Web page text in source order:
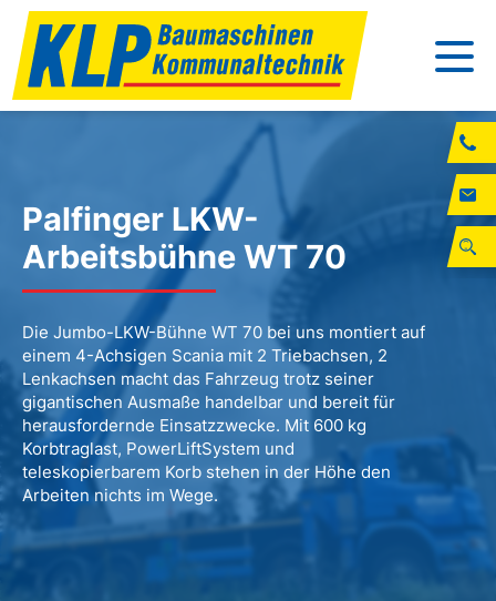
Palfinger LKW-
Arbeitsbühne WT 70
Die Jumbo-LKW-Bühne WT 70 bei uns montiert auf
einem 4-Achsigen Scania mit 2 Triebachsen, 2
Lenkachsen macht das Fahrzeug trotz seiner
gigantischen Ausmaße handelbar und bereit für
herausfordernde Einsatzzwecke. Mit 600 kg
Korbtraglast, PowerLiftSystem und
teleskopierbarem Korb stehen in der Höhe den
Arbeiten nichts im Wege.